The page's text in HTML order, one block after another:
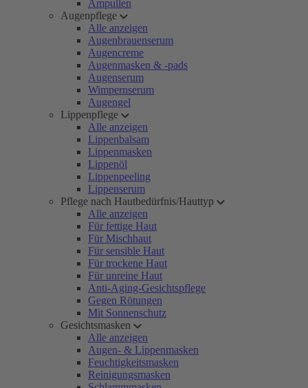
Ampullen
Augenpflege
Alle anzeigen
Augenbrauenserum
Augencreme
Augenmasken & -pads
Augenserum
Wimpernserum
Augengel
Lippenpflege
Alle anzeigen
Lippenbalsam
Lippenmasken
Lippenöl
Lippenpeeling
Lippenserum
Pflege nach Hautbedürfnis/Hauttyp
Alle anzeigen
Für fettige Haut
Für Mischhaut
Für sensible Haut
Für trockene Haut
Für unreine Haut
Anti-Aging-Gesichtspflege
Gegen Rötungen
Mit Sonnenschutz
Gesichtsmasken
Alle anzeigen
Augen- & Lippenmasken
Feuchtigkeitsmasken
Reinigungsmasken